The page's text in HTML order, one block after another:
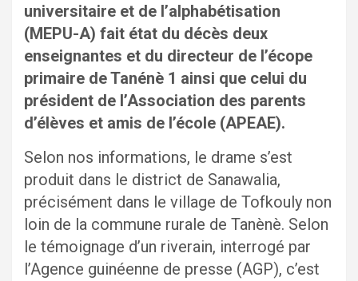
universitaire et de l’alphabétisation
(MEPU-A) fait état du décès deux
enseignantes et du directeur de l’écope
primaire de Tanénè 1 ainsi que celui du
président de l’Association des parents
d’élèves et amis de l’école (APEAE).
Selon nos informations, le drame s’est
produit dans le district de Sanawalia,
précisément dans le village de Tofkouly non
loin de la commune rurale de Tanènè. Selon
le témoignage d’un riverain, interrogé par
l’Agence guinéenne de presse (AGP), c’est